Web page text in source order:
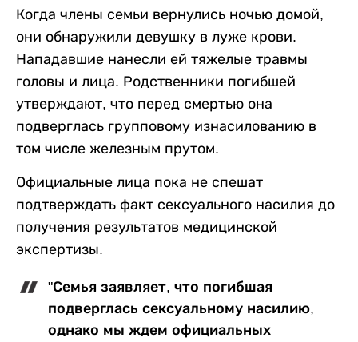
Когда члены семьи вернулись ночью домой,
они обнаружили девушку в луже крови.
Нападавшие нанесли ей тяжелые травмы
головы и лица. Родственники погибшей
утверждают, что перед смертью она
подверглась групповому изнасилованию в
том числе железным прутом.
Официальные лица пока не спешат
подтверждать факт сексуального насилия до
получения результатов медицинской
экспертизы.
"Семья заявляет, что погибшая
подверглась сексуальному насилию,
однако мы ждем официальных